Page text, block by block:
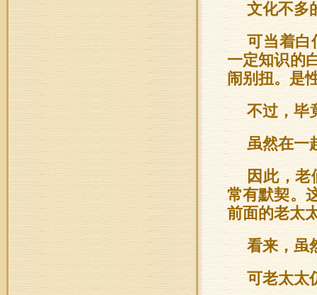
文化不多
可当着白
一定知识的
闹别扭。是
不过，毕
虽然在一
因此，
常有默契。
前面的老太
看来，虽
可老太太